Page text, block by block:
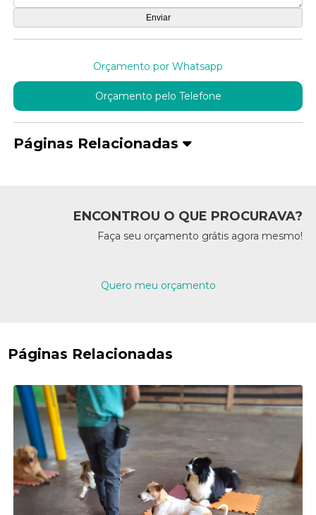
Orçamento por Whatsapp
Orçamento pelo Telefone
Páginas Relacionadas
ENCONTROU O QUE PROCURAVA?
Faça seu orçamento grátis agora mesmo!
Quero meu orçamento
Páginas Relacionadas